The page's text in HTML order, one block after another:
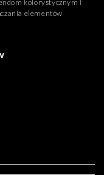
kolorystycznym i
elementów